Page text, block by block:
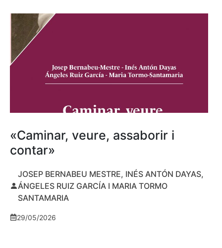
«Caminar, veure, assaborir i
contar»
JOSEP BERNABEU MESTRE, INÉS ANTÓN DAYAS,
ÁNGELES RUIZ GARCÍA I MARIA TORMO
SANTAMARIA
29/05/2026